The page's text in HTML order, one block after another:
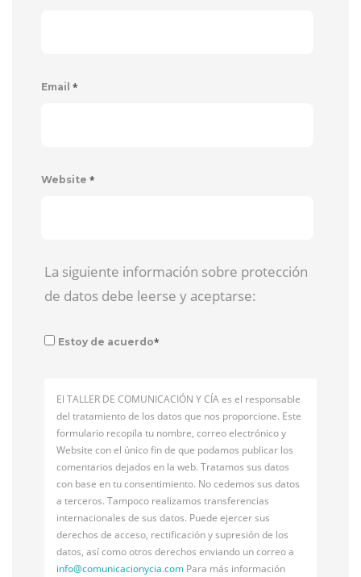
Email *
Website *
La siguiente información sobre protección
de datos debe leerse y aceptarse:
Estoy de acuerdo*
El TALLER DE COMUNICACIÓN Y CÍA es el responsable
del tratamiento de los datos que nos proporcione. Este
formulario recopila tu nombre, correo electrónico y
Website con el único fin de que podamos publicar los
comentarios dejados en la web. Tratamos sus datos
con base en tu consentimiento. No cedemos sus datos
a terceros. Tampoco realizamos transferencias
internacionales de sus datos. Puede ejercer sus
derechos de acceso, rectificación y supresión de los
datos, así como otros derechos enviando un correo a
info@comunicacionycia.com Para más información